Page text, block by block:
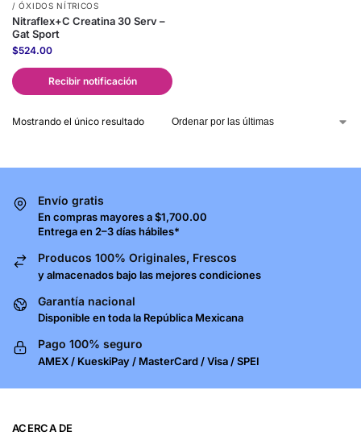
/ ÓXIDOS NÍTRICOS
Nitraflex+C Creatina 30 Serv –
Gat Sport
$524.00
Recibir notificación
Mostrando el único resultado
Envío gratis
En compras mayores a $1,700.00
Entrega en 2–3 días hábiles*
Producos 100% Originales, Frescos
y almacenados bajo las mejores condiciones
Garantía nacional
Disponible en toda la República Mexicana
Pago 100% seguro
AMEX / KueskiPay / MasterCard / Visa / SPEI
ACERCA DE